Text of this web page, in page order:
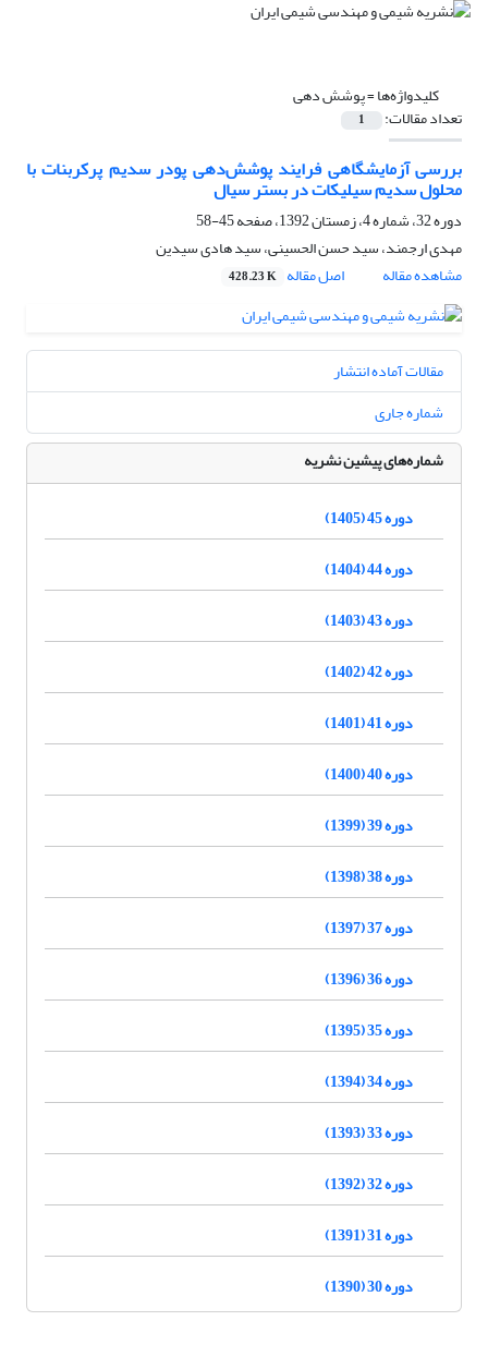
کلیدواژه‌ها =پوشش دهی
تعداد مقالات: 1
بررسی آزمایشگاهی فرایند پوشش‌دهی پودر سدیم پرکربنات با
محلول سدیم سیلیکات در بستر سیال
دوره 32، شماره 4، زمستان 1392، صفحه
45-58
مهدی ارجمند، سید حسن الحسینی، سید هادی سیدین
مشاهده مقاله
اصل مقاله 428.23 K
مقالات آماده انتشار
شماره جاری
شماره‌های پیشین نشریه
دوره 45 (1405)
دوره 44 (1404)
دوره 43 (1403)
دوره 42 (1402)
دوره 41 (1401)
دوره 40 (1400)
دوره 39 (1399)
دوره 38 (1398)
دوره 37 (1397)
دوره 36 (1396)
دوره 35 (1395)
دوره 34 (1394)
دوره 33 (1393)
دوره 32 (1392)
دوره 31 (1391)
دوره 30 (1390)